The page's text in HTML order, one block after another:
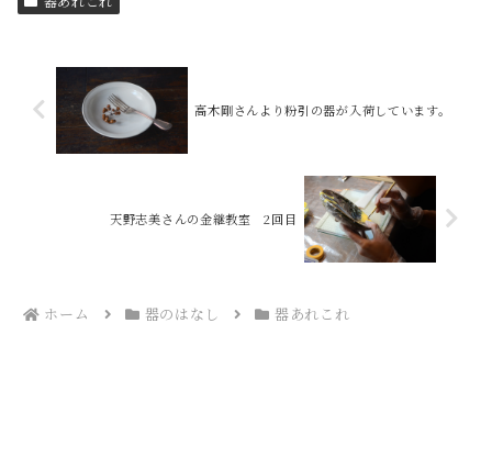
高木剛さんより粉引の器が入荷しています。
天野志美さんの金継教室 2回目
ホーム 器のはなし 器あれこれ